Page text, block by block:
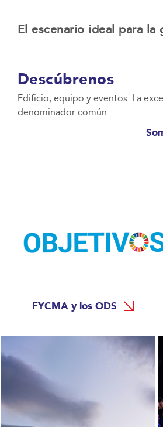
El escenario ideal para
Descúbrenos
Edificio, equipo y eventos. La
denominador común.
FYCMA y los ODS